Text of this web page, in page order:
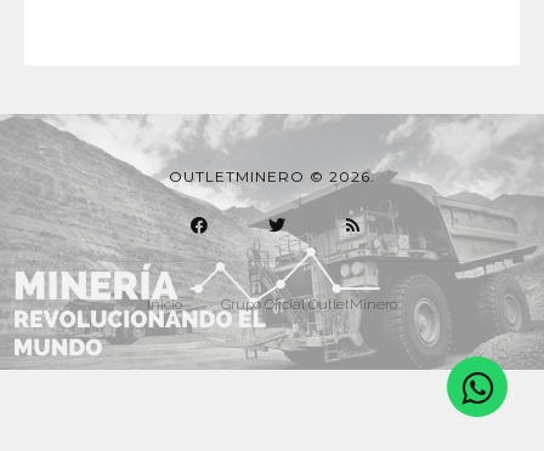
OUTLETMINERO © 2026.
Inicio Grupo Oficial OutletMinero